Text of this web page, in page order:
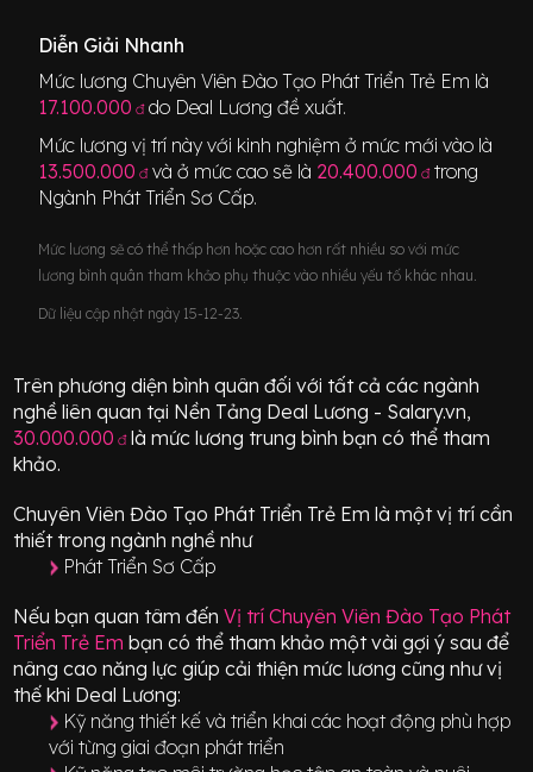
Diễn Giải Nhanh
Mức lương Chuyên Viên Đào Tạo Phát Triển Trẻ Em là
17.100.000 đdo Deal Lương đề xuất.
Mức lương vị trí này với kinh nghiệm ở mức mới vào là
13.500.000 đ và ở mức cao sẽ là 20.400.000 đ trong
Ngành Phát Triển Sơ Cấp.
Mức lương sẽ có thể thấp hơn hoặc cao hơn rất nhiều so với mức
lương bình quân tham khảo phụ thuộc vào nhiều yếu tố khác nhau.
Dữ liệu cập nhật ngày 15-12-23.
Trên phương diện bình quân đối với tất cả các ngành
nghề liên quan tại Nền Tảng Deal Lương - Salary.vn,
30.000.000 đlà mức lương trung bình bạn có thể tham
khảo.
Chuyên Viên Đào Tạo Phát Triển Trẻ Em là một vị trícần
thiết trong ngành nghề như
Phát Triển Sơ Cấp
Nếu bạn quan tâm đến Vị tríChuyên Viên Đào Tạo Phát
Triển Trẻ Em bạn có thể tham khảo một vài gợi ý sau để
nâng cao năng lực giúp cải thiện mức lương cũng như vị
thế khi Deal Lương:
Kỹ năng thiết kế và triển khai các hoạt động phù hợp
với từng giai đoạn phát triển